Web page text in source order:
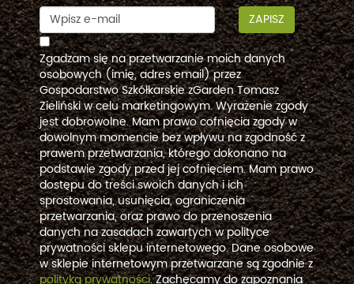
ZAPISZ
Zgadzam się na przetwarzanie moich danych
osobowych (imię, adres email) przez
Gospodarstwo Szkółkarskie zGarden Tomasz
Zieliński w celu marketingowym. Wyrażenie zgody
jest dobrowolne. Mam prawo cofnięcia zgody w
dowolnym momencie bez wpływu na zgodność z
prawem przetwarzania, którego dokonano na
podstawie zgody przed jej cofnięciem. Mam prawo
dostępu do treści swoich danych i ich
sprostowania, usunięcia, ograniczenia
przetwarzania, oraz prawo do przenoszenia
danych na zasadach zawartych w polityce
prywatności sklepu internetowego. Dane osobowe
w sklepie internetowym przetwarzane są zgodnie z
polityką prywatności. Zachęcamy do zapoznania